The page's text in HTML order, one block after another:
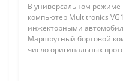
В универсальном
компьютер Multitronics
инжекторными
Маршрутный бортовой
число оригинальных